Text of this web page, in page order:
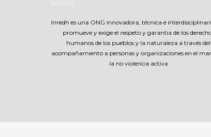
Inredh es una ONG innovadora, técnica e
promueve y exige el respeto y garantia de los
humanos de los pueblos y la naturaleza a través del
acompañamiento a personas y organizaciones en el
la no violencia activa